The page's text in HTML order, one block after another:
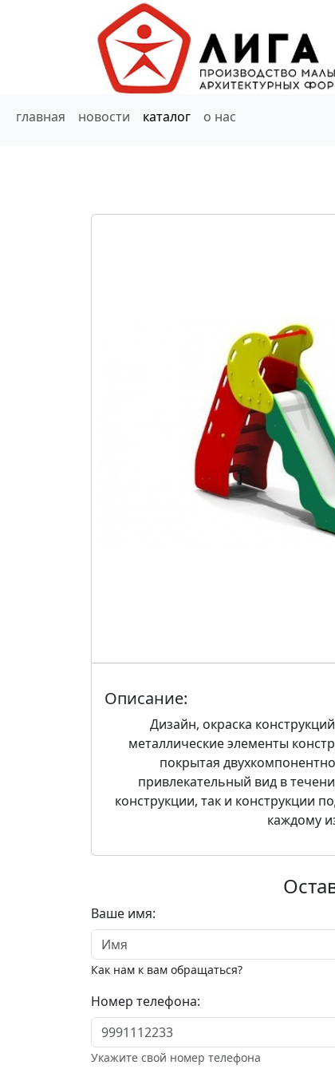
главная новости каталог о нас
Описание:
Дизайн, окраска
металлические элементы
покрытая
привлекательный вид в
конструкции, так и конструкции
каждому
Ваше имя:
Как нам к вам обращаться?
Номер телефона:
Укажите свой номер телефона